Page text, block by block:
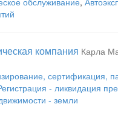
компания Карла
сертификация,
- ликвидация
- земли